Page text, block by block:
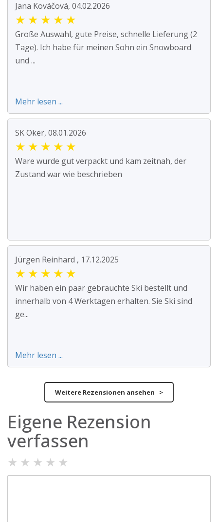
Jana Kováčová, 04.02.2026
★ ★ ★ ★ ★
Große Auswahl, gute Preise, schnelle Lieferung (2
Tage). Ich habe für meinen Sohn ein Snowboard
und ...
Mehr lesen ...
SK Oker, 08.01.2026
★ ★ ★ ★ ★
Ware wurde gut verpackt und kam zeitnah, der
Zustand war wie beschrieben
Jürgen Reinhard , 17.12.2025
★ ★ ★ ★ ★
Wir haben ein paar gebrauchte Ski bestellt und
innerhalb von 4 Werktagen erhalten. Sie Ski sind
ge...
Mehr lesen ...
Weitere Rezensionen ansehen >
Eigene Rezension
verfassen
★ ★ ★ ★ ★